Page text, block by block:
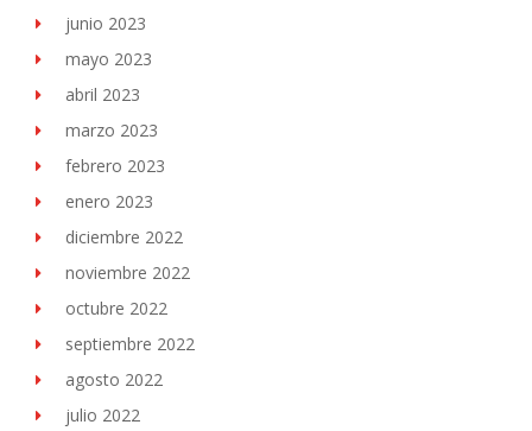
junio 2023
mayo 2023
abril 2023
marzo 2023
febrero 2023
enero 2023
diciembre 2022
noviembre 2022
octubre 2022
septiembre 2022
agosto 2022
julio 2022